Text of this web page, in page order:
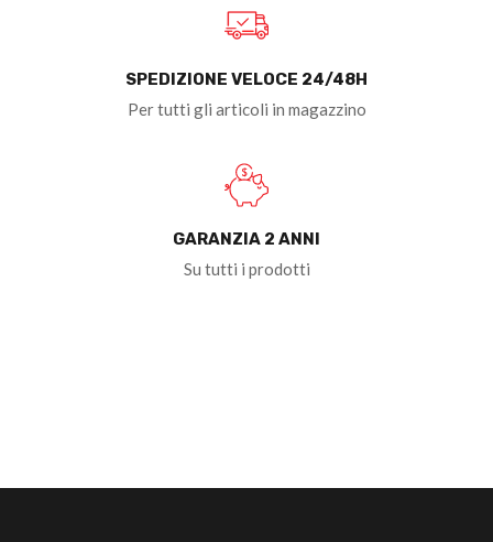
SPEDIZIONE VELOCE 24/48H
Per tutti gli articoli in magazzino
GARANZIA 2 ANNI
Su tutti i prodotti